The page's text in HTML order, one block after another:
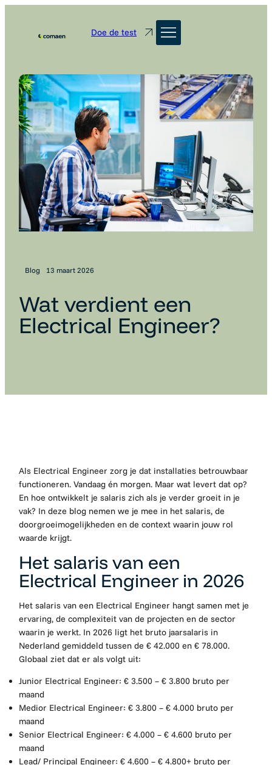
Doe de test
Blog 13 maart 2026
Wat verdient een
Electrical Engineer?
Als Electrical Engineer zorg je dat installaties betrouwbaar
functioneren. Vandaag én morgen. Maar wat levert dat op?
En hoe ontwikkelt je salaris zich als je verder groeit in je
vak? In deze blog nemen we je mee in het salaris, de
doorgroeimogelijkheden en de context waarin jouw rol
waarde krijgt.
Het salaris van een
Electrical Engineer in 2026
Het salaris van een Electrical Engineer hangt samen met je
ervaring, de complexiteit van de projecten en de sector
waarin je werkt. In 2026 ligt het bruto jaarsalaris in
Nederland gemiddeld tussen de € 42.000 en € 78.000.
Globaal ziet dat er als volgt uit:
Junior Electrical Engineer: € 3.500 – € 3.800 bruto per
maand
Medior Electrical Engineer: € 3.800 – € 4.000 bruto per
maand
Senior Electrical Engineer: € 4.000 – € 4.600 bruto per
maand
Lead/ Principal Engineer: € 4.600 – € 4.800+ bruto per